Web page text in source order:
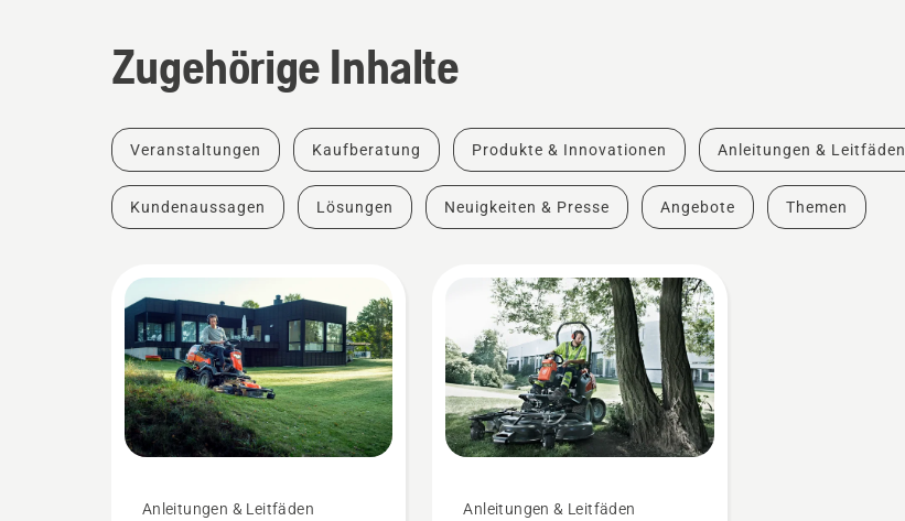
Zugehörige Inhalte
Veranstaltungen Kaufberatung Produkte & Innovationen Anleitungen & Leitfäden
Kundenaussagen Lösungen Neuigkeiten & Presse Angebote Themen
Anleitungen & Leitfäden Anleitungen & Leitfäden